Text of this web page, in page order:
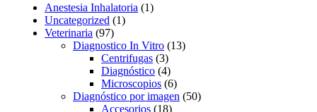
Anestesia Inhalatoria (1)
Uncategorized (1)
Veterinaria (97)
Diagnostico In Vitro (13)
Centrifugas (3)
Diagnóstico (4)
Microscopios (6)
Diagnóstico por imagen (50)
Accesorios (18)